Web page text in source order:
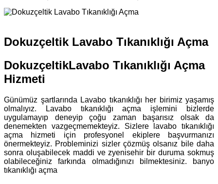
Dokuzçeltik Lavabo Tıkanıklığı Açma
DokuzçeltikLavabo Tıkanıklığı Açma
Hizmeti
Günümüz şartlarında Lavabo tıkanıklığı her birimiz yaşamış
olmalıyız. Lavabo tıkanıklığı açma işlemini bizlerde
uygulamayıp deneyip çoğu zaman başarısız olsak da
denemekten vazgeçmemekteyiz. Sizlere lavabo tıkanıklığı
açma hizmeti için profesyonel ekiplere başvurmanızı
önermekteyiz. Probleminizi sizler çözmüş olsanız bile daha
sonra oluşabilecek maddi ve zyenisehir bir duruma sokmuş
olabileceğiniz farkında olmadığınızı bilmektesiniz. banyo
tıkanıklığı açma